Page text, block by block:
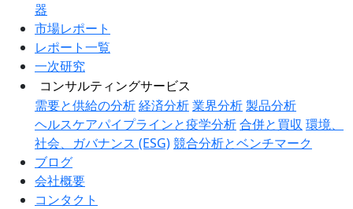
器
市場レポート
レポート一覧
一次研究
コンサルティングサービス
需要と供給の分析経済分析業界分析製品分析
ヘルスケアパイプラインと疫学分析合併と買収 環境、
社会、ガバナンス (ESG)競合分析とベンチマーク
ブログ
会社概要
コンタクト